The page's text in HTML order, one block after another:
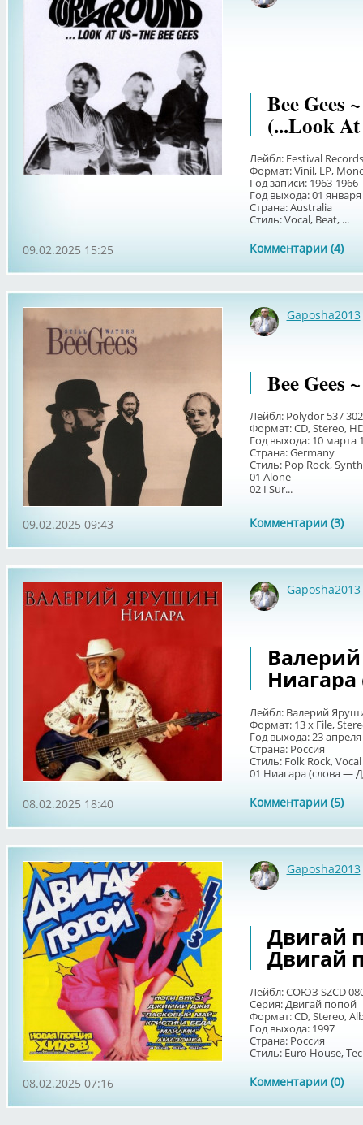
Bee Gees
(...Look At
Лейбл: Festival
Формат: Vinil, LP,
Год записи: 1963-1966
Год выхода: 01 января
Страна: Australia
Стиль: Vocal, Beat, ...
Комментарии (4)
09.02.2025 15:25
Gaposha2013
Bee Gees
Лейбл: Polydor 537
Формат: CD, Stereo,
Год выхода: 10 марта
Страна: Germany
Стиль: Pop Rock,
01 Alone
02 I Sur...
Комментарии (3)
09.02.2025 09:43
Gaposha2013
Лейбл: Валерий
Формат: 13 х File,
Год выхода: 23 апреля
Страна: Россия
Стиль: Folk Rock, Vocal
01 Ниагара (слова —
Комментарии (5)
08.02.2025 18:40
Gaposha2013
Двигай
Двигай
Лейбл: СОЮЗ SZCD
Серия: Двигай попой
Формат: CD, Stereo,
Год выхода: 1997
Страна: Россия
Стиль: Euro House,
Комментарии (0)
08.02.2025 07:16